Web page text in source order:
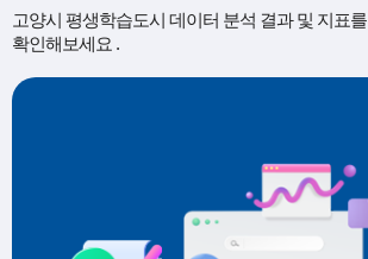
고양시 평생학습도시 데이터 분석 결과 및 지표를
확인해보세요 .